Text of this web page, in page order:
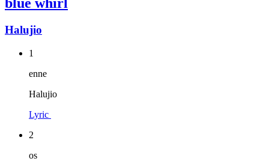
blue whirl
Halujio
1
enne
Halujio
Lyric
2
os